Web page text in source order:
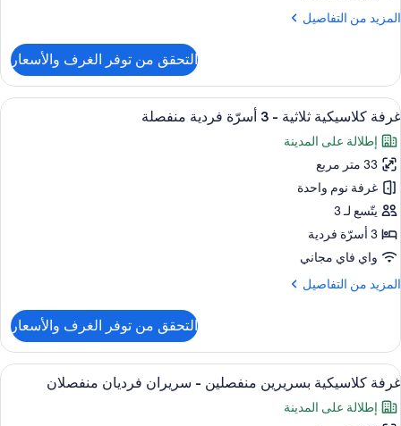
المزيد من التفاصيل
المزيد
غرفة
كلاسيكية
-
سرير
ملكي
التحقق من توفر الغرف والأسعار
استعراض
جميع
صور
غرفة
كلاسيكية
ثلاثية
-
3
أسرّة
فردية
أغطية فراش متميزة وعناصر مجانية
7
غرفة كلاسيكية ثلاثية - 3 أسرّة فردية منفصلة
إطلالة على المدينة
33 متر مربع
غرفة نوم واحدة
يتّسع لـ 3
3 أسرّة فردية
واي فاي مجاني
المزيد من التفاصيل
المزيد
غرفة
كلاسيكية
ثلاثية
3
التحقق من توفر الغرف والأسعار
استعراض
جميع
صور
أغطية فراش متميزة وعناصر مجانية
8
غرفة كلاسيكية بسريرين منفصلين - سريران فرديان منفصلان
إطلالة على المدينة